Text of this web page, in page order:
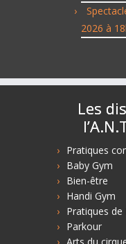
2026 à
Les
Pratiques
Baby Gym
Bien-être
Handi Gym
Pratiques de
Parkour